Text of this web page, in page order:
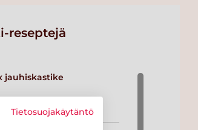
reseptejä
jauhiskastike
Tietosuojakäytäntö